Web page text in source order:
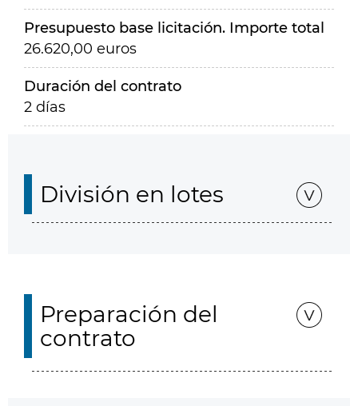
Presupuesto base licitación. Importe total
26.620,00 euros
Duración del contrato
2 días
División en lotes
Preparación del
contrato